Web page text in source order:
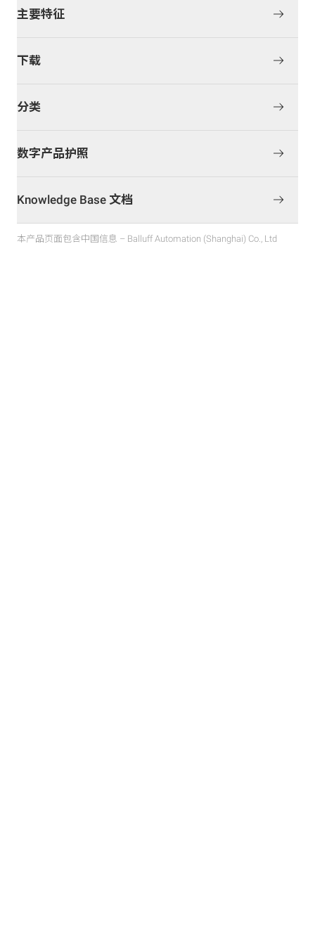
主要特征
下载
分类
数字产品护照
Knowledge Base 文档
本产品页面包含中国信息 – Balluff Automation (Shanghai) Co., Ltd